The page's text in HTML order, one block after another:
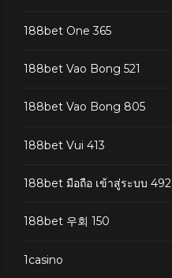
188bet One 365
188bet Vao Bong 521
188bet Vao Bong 805
188bet Vui 413
188bet มือถือ เข้าสู่ระบบ 492
188bet 우회 150
1casino